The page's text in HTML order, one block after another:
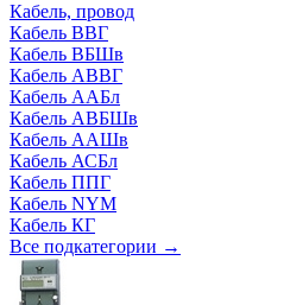
Кабель, провод
Кабель ВВГ
Кабель ВБШв
Кабель АВВГ
Кабель ААБл
Кабель АВБШв
Кабель ААШв
Кабель АСБл
Кабель ППГ
Кабель NYM
Кабель КГ
Все подкатегории →